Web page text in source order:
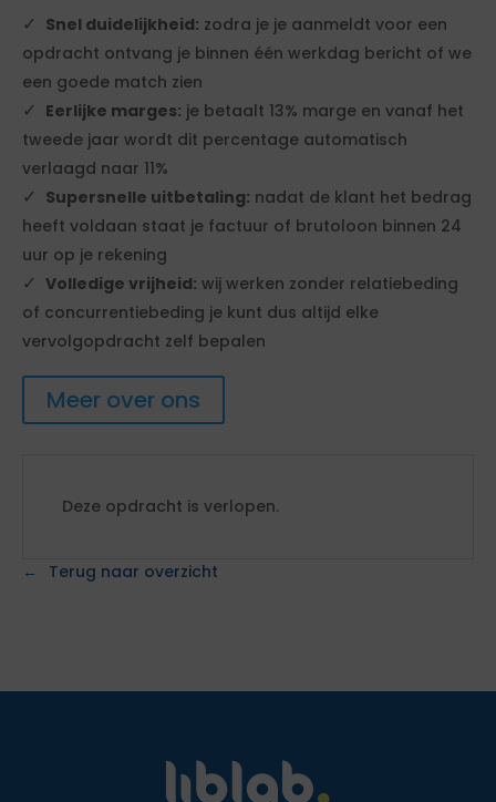
Snel duidelijkheid: zodra je je aanmeldt voor een
opdracht ontvang je binnen één werkdag bericht of we
een goede match zien
Eerlijke marges: je betaalt 13% marge en vanaf het
tweede jaar wordt dit percentage automatisch
verlaagd naar 11%
Supersnelle uitbetaling: nadat de klant het bedrag
heeft voldaan staat je factuur of brutoloon binnen 24
uur op je rekening
Volledige vrijheid: wij werken zonder relatiebeding
of concurrentiebeding je kunt dus altijd elke
vervolgopdracht zelf bepalen
Meer over ons
Deze opdracht is verlopen.
Terug naar overzicht